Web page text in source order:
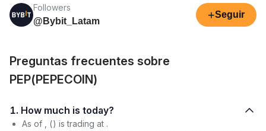
Followers
@Bybit_Latam
+Seguir
Preguntas frecuentes sobre
PEP(PEPECOIN)
1. How much is today?
As of , () is trading at .